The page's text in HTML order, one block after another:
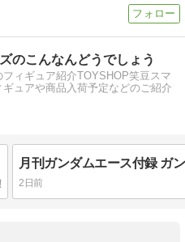
のこんなんどうでしょう
フィギュア紹介TOYSHOP笑豆スマ
ュアや商品入荷予定などのご紹介
2日前